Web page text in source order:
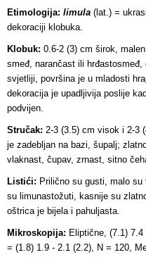
Etimologija: limula (lat.) =
dekoraciji klobuka.
Klobuk: 0.6-2 (3) cm širok,
smeđ, narančast ili
svjetliji, površina je u mladosti
dekoracija je upadljivija poslije
podvijen.
Stručak: 2-3 (3.5) cm visok i 2-3
je zadebljan na bazi, šupalj;
vlaknast, čupav, zrnast, sitno
Listići: Prilično su gusti, malo
su limunastožuti, kasnije su
oštrica je bijela i pahuljasta.
Mikroskopija: Eliptične, (7.1)
= (1.8) 1.9 - 2.1 (2.2), N = 120,